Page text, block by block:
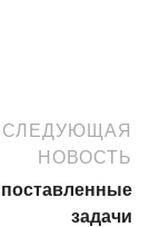
СЛЕДУЮЩАЯ
НОВОСТЬ
задачи